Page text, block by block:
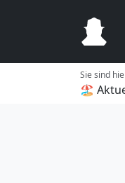
Sie sind
🏖️